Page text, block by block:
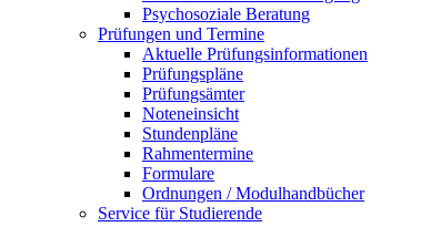
Psychosoziale Beratung
Prüfungen und Termine
Aktuelle Prüfungsinformationen
Prüfungspläne
Prüfungsämter
Noteneinsicht
Stundenpläne
Rahmentermine
Formulare
Ordnungen / Modulhandbücher
Service für Studierende